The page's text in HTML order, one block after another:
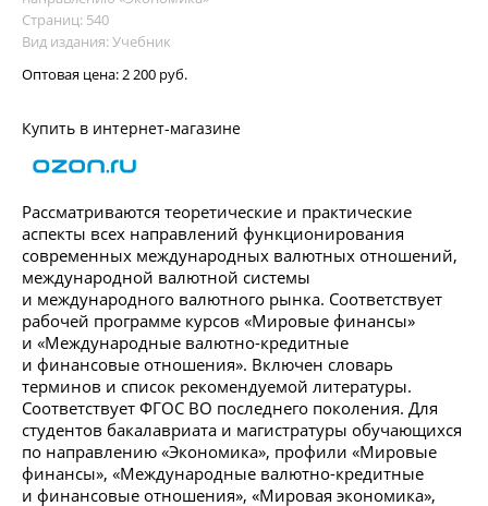
Страниц: 540
Вид издания: Учебник
Оптовая цена:2 200 руб.
Купить в интернет-магазине
Рассматриваются теоретические и практические
аспекты всех направлений функционирования
современных международных валютных отношений,
международной валютной системы
и международного валютного рынка. Соответствует
рабочей программе курсов «Мировые финансы»
и «Международные валютно-кредитные
и финансовые отношения». Включен словарь
терминов и список рекомендуемой литературы.
Соответствует ФГОС ВО последнего поколения. Для
студентов бакалавриата и магистратуры обучающихся
по направлению «Экономика», профили «Мировые
финансы», «Международные валютно-кредитные
и финансовые отношения», «Мировая экономика»,